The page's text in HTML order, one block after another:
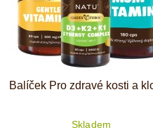
Balíček Pro zdravé kosti a
Skladem